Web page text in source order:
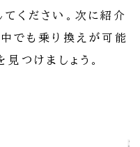
ください。次に紹介
でも乗り換えが可能
つけましょう。